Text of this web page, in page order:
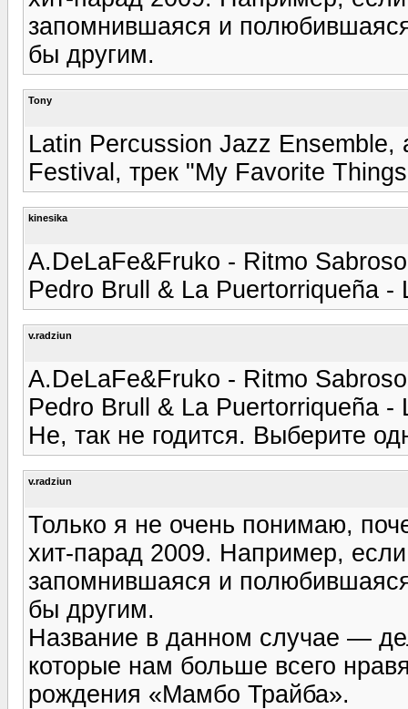
запомнившаяся и
бы другим.
Tony
Latin Percussion Jazz
Festival, трек "My Favorite
kinesika
A.DeLaFe&Fruko - Ritmo Sabroso
Pedro Brull & La Puertorriqueña -
v.radziun
A.DeLaFe&Fruko - Ritmo Sabroso
Pedro Brull & La Puertorriqueña -
Не, так не годится. Выберите
v.radziun
Только я не очень понимаю,
хит-парад 2009. Например,
запомнившаяся и
бы другим.
Название в данном случае —
которые нам больше всего
рождения «Мамбо Трайба».